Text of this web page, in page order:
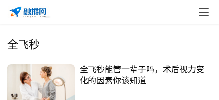
全飞秒
全飞秒能管一辈子吗，术后视力变
化的因素你该知道